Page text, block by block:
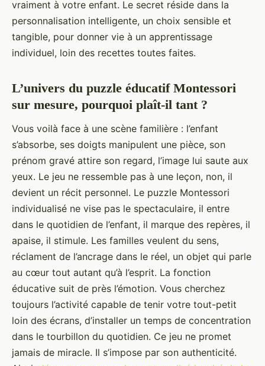
vraiment à votre enfant. Le secret réside dans la
personnalisation intelligente, un choix sensible et
tangible, pour donner vie à un apprentissage
individuel, loin des recettes toutes faites.
L’univers du puzzle éducatif Montessori
sur mesure, pourquoi plaît-il tant ?
Vous voilà face à une scène familière : l’enfant
s’absorbe, ses doigts manipulent une pièce, son
prénom gravé attire son regard, l’image lui saute aux
yeux. Le jeu ne ressemble pas à une leçon, non, il
devient un récit personnel. Le puzzle Montessori
individualisé ne vise pas le spectaculaire, il entre
dans le quotidien de l’enfant, il marque des repères, il
apaise, il stimule. Les familles veulent du sens,
réclament de l’ancrage dans le réel, un objet qui parle
au cœur tout autant qu’à l’esprit. La fonction
éducative suit de près l’émotion. Vous cherchez
toujours l’activité capable de tenir votre tout-petit
loin des écrans, d’installer un temps de concentration
dans le tourbillon du quotidien. Ce jeu ne promet
jamais de miracle. Il s’impose par son authenticité.